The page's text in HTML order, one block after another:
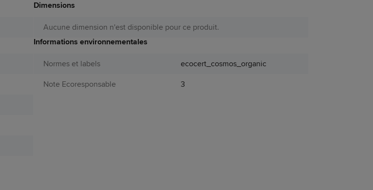
Dimensions
Aucune dimension n'est disponible pour ce produit.
Informations environnementales
Normes et labels
ecocert_cosmos_organic
Note Ecoresponsable
3